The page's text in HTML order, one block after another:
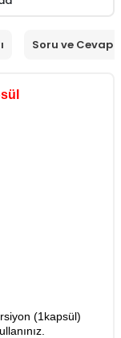
Soru ve Cevap
(1kapsül)